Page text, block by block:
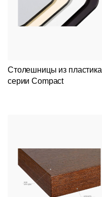
Столешницы из пластика
серии Compact